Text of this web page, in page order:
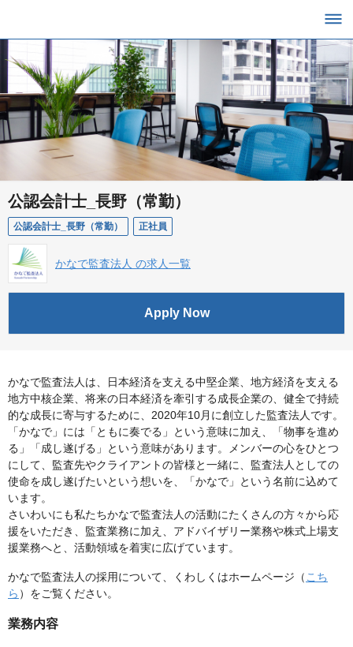
公認会計士_長野（常勤）
公認会計士_長野（常勤） 正社員
かなで監査法人 の求人一覧
Apply Now
かなで監査法人は、日本経済を支える中堅企業、地方経済を支える
地方中核企業、将来の日本経済を牽引する成長企業の、健全で持続
的な成長に寄与するために、2020年10月に創立した監査法人です。
「かなで」には「ともに奏でる」という意味に加え、「物事を進め
る」「成し遂げる」という意味があります。メンバーの心をひとつ
にして、監査先やクライアントの皆様と一緒に、監査法人としての
使命を成し遂げたいという想いを、「かなで」という名前に込めて
います。
さいわいにも私たちかなで監査法人の活動にたくさんの方々から応
援をいただき、監査業務に加え、アドバイザリー業務や株式上場支
援業務へと、活動領域を着実に広げています。
かなで監査法人の採用について、くわしくはホームページ（こち
ら ）をご覧ください。
業務内容